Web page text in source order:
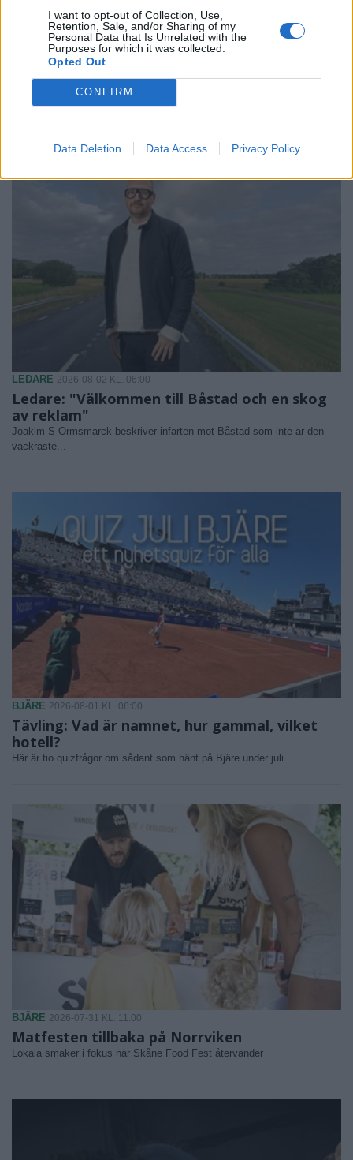
I want to opt-out of Collection, Use,
Retention, Sale, and/or Sharing of my
Personal Data that Is Unrelated with the
Purposes for which it was collected.
Opted Out
CONFIRM
Data Deletion Data Access Privacy Policy
NATIVE 2026-08-02 KL. 16:44
Så förändras semestern när allt finns i
mobilen
LEDARE 2026-08-02 KL. 06:00
Ledare: "Välkommen till Båstad och en skog
av reklam"
Joakim S Ormsmarck beskriver infarten mot Båstad som inte är den
vackraste...
BJÄRE 2026-08-01 KL. 06:00
Tävling: Vad är namnet, hur gammal, vilket
hotell?
Här är tio quizfrågor om sådant som hänt på Bjäre under juli.
BJÄRE 2026-07-31 KL. 11:00
Matfesten tillbaka på Norrviken
Lokala smaker i fokus när Skåne Food Fest återvänder